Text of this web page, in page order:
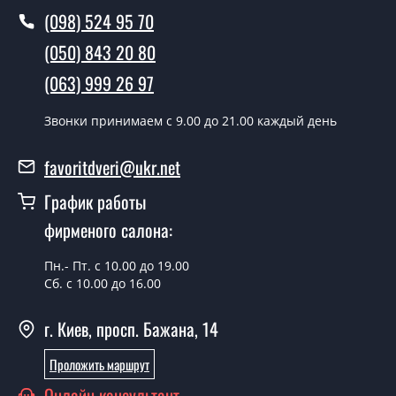
Вы производите установку
Да производим. Монтаж межкомнатных дверей ТМ
Фаворит производится согласно очереди, во все дни
кроме воскресенья.
Techno-09 Kashtan?
Стоимость установки дверей Techno-09 Kashtan - от
1800 грн.
Можно на сегодня вызвать
замерщика?
У вас есть в наличии готовые
межкомнатные двери фаворит?
(098) 524 95 70
(050) 843 20 80
(063) 999 26 97
Звонки принимаем c 9.00 до 21.00 каждый день
favoritdveri@ukr.net
График работы
фирменого салона:
Пн.- Пт. с 10.00 до 19.00
Сб. с 10.00 до 16.00
г. Киев, просп. Бажана, 14
Проложить маршрут